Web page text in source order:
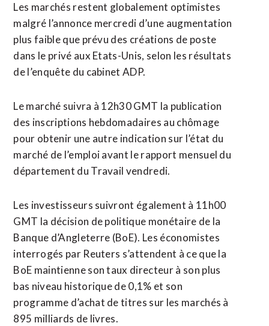
Les marchés restent globalement optimistes
malgré l’annonce mercredi d’une augmentation
plus faible que prévu des créations de poste
dans le privé aux Etats-Unis, selon les résultats
de l’enquête du cabinet ADP.
Le marché suivra à 12h30 GMT la publication
des inscriptions hebdomadaires au chômage
pour obtenir une autre indication sur l’état du
marché de l’emploi avant le rapport mensuel du
département du Travail vendredi.
Les investisseurs suivront également à 11h00
GMT la décision de politique monétaire de la
Banque d’Angleterre (BoE). Les économistes
interrogés par Reuters s’attendent à ce que la
BoE maintienne son taux directeur à son plus
bas niveau historique de 0,1% et son
programme d’achat de titres sur les marchés à
895 milliards de livres.